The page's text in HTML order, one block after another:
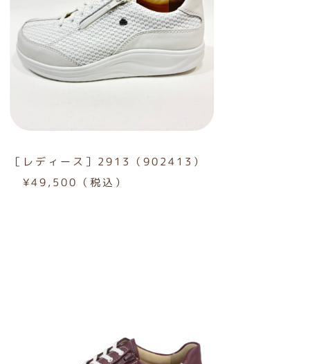
［レディース］2913（902413）
¥49,500（税込）